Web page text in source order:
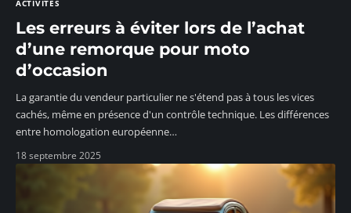
ACTIVITÉS
Les erreurs à éviter lors de l’achat
d’une remorque pour moto
d’occasion
La garantie du vendeur particulier ne s'étend pas à tous les vices
cachés, même en présence d'un contrôle technique. Les différences
entre homologation européenne…
18 septembre 2025